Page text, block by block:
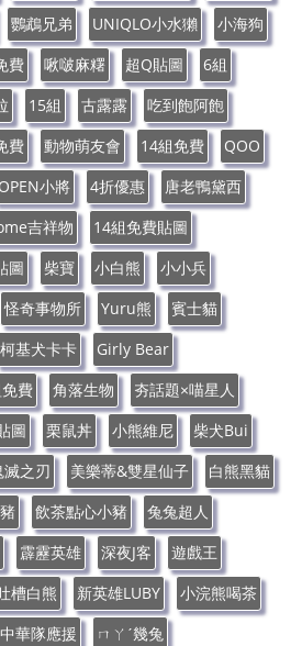
鸚鵡兄弟 UNIQLO小水獺
小海狗
費 啾啵麻糬 超Q貼圖
6組
15組 古露露
吃到飽阿飽
費 動物萌友會 14組免費
QOO
OPEN小將 4折優惠
唐老鴨黛西
吉祥物
14組免費貼圖
圖 柴寶 小白熊
小小兵
怪奇事物所 Yuru熊
賓士貓
柯基犬卡卡
Girly Bear
費 角落生物
夯話題×喵星人
圖 栗鼠丼 小熊維尼
柴犬Bui
滅之刃 美樂蒂&雙星仙子
白熊黑貓
飲茶點心小豬
兔兔超人
霹靂英雄 深夜J客
遊戲王
槽白熊 新英雄LUBY
小浣熊喝茶
華隊應援
ㄇㄚˊ幾兔